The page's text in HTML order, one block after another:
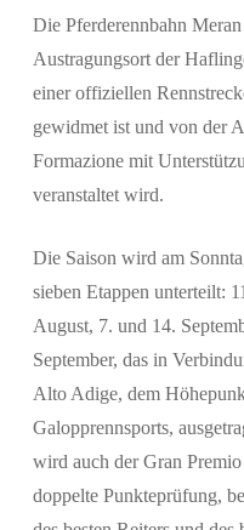
Die Pferderennbahn
Austragungsort der
einer offiziellen
gewidmet ist und von der
Formazione mit
veranstaltet wird.
Die Saison wird am
sieben Etappen unterteilt:
August, 7. und 14.
September, das in
Alto Adige, dem
Galopprennsports,
wird auch der Gran
doppelte Punkteprüfung,